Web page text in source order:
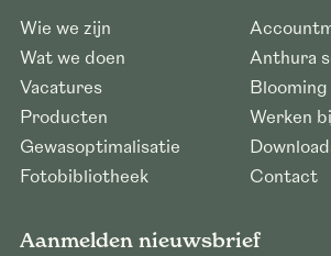
Wie we zijn
Wat we doen
Vacatures
Producten
Gewasoptimalisatie
Fotobibliotheek
Anthura
Werken
Contact
Aanmelden nieuwsbrief